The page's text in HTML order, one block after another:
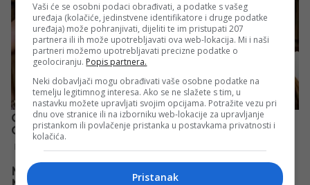
Vaši će se osobni podaci obrađivati, a podatke s vašeg
uređaja (kolačiće, jedinstvene identifikatore i druge podatke
uređaja) može pohranjivati, dijeliti te im pristupati 207
partnera ili ih može upotrebljavati ova web-lokacija. Mi i naši
partneri možemo upotrebljavati precizne podatke o
geolociranju. Popis partnera.
Neki dobavljači mogu obrađivati vaše osobne podatke na
temelju legitimnog interesa. Ako se ne slažete s tim, u
nastavku možete upravljati svojim opcijama. Potražite vezu pri
dnu ove stranice ili na izborniku web-lokacije za upravljanje
pristankom ili povlačenje pristanka u postavkama privatnosti i
kolačića.
Pristanak